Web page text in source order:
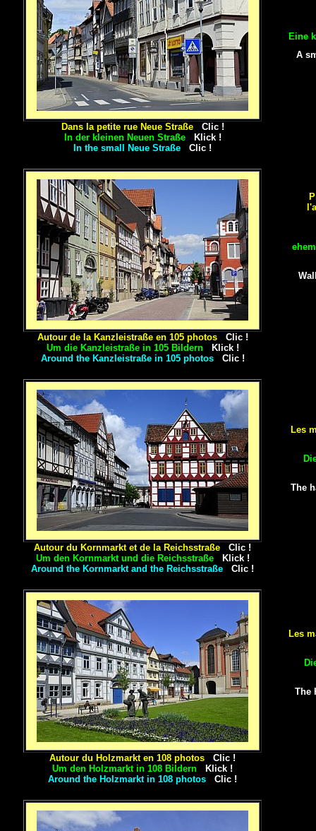
Dans la petite rue Neue Straße
Clic !
In der kleinen Neuen Straße
Klick !
In the small Neue Straße
Clic !
Eine
A
Autour de la Kanzleistraße en 105 photos Clic !
Um die Kanzleistraßein 105 Bildern
Klick !
Around the Kanzleistraße in 105 photos
Clic !
Autour du Kornmarkt et de la Reichsstraße
Clic !
Um den Kornmarkt und die Reichsstraße
Klick !
Around the Kornmarkt and the Reichsstraße
Clic !
Les
The
Autour du Holzmarkt en 108 photos
Clic !
Um den Holzmarkt in 108 Bildern
Klick !
Around the Holzmarkt in 108 photos
Clic !
Les
The